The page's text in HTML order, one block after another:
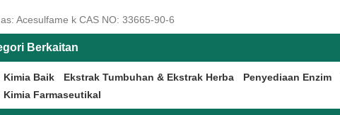
Acesulfame k CAS NO: 33665-90-6
Berkaitan
Kimia Baik Ekstrak Tumbuhan & Ekstrak Herba Penyediaan Enzim
Kimia Farmaseutikal